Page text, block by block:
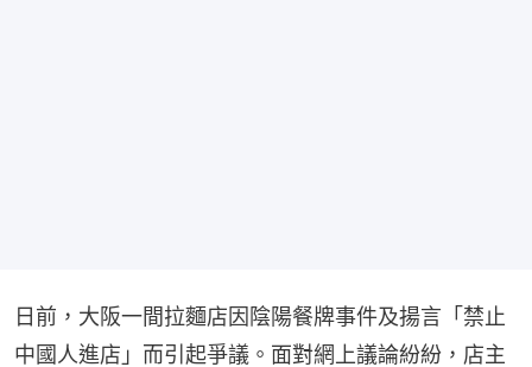
日前，大阪一間拉麵店因陰陽餐牌事件及揚言「禁止
中國人進店」而引起爭議。面對網上議論紛紛，店主